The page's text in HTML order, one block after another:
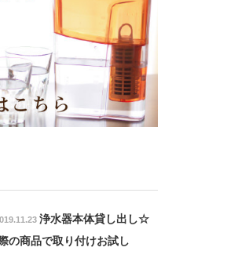
浄水器本体貸し出し☆
の商品で取り付けお試し